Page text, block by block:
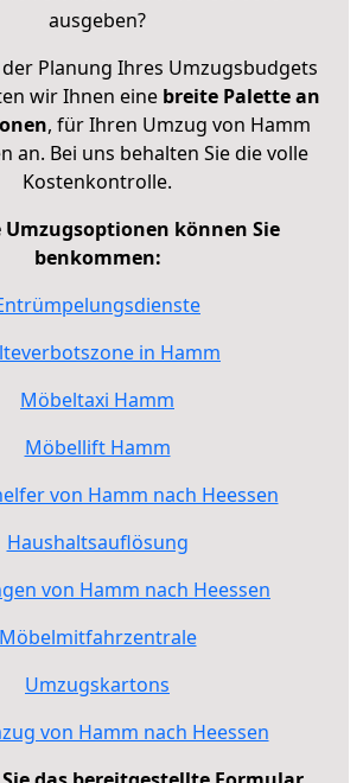
ausgeben?
Planung Ihres Umzugsbudgets
wir Ihnen eine breite Palette an
, für Ihren Umzug von Hamm
an. Bei uns behalten Sie die volle
Kostenkontrolle.
Umzugsoptionen können Sie
benkommen:
in Hamm
Möbeltaxi Hamm
Möbellift Hamm
von Hamm nach Heessen
Haushaltsauflösung
von Hamm nach Heessen
Möbelmitfahrzentrale
Umzugskartons
von Hamm nach Heessen